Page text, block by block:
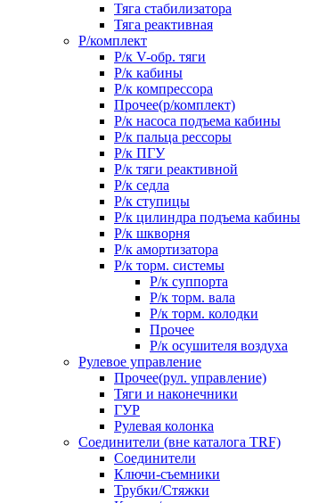
Тяга стабилизатора
Тяга реактивная
Р/комплект
Р/к V-обр. тяги
Р/к кабины
Р/к компрессора
Прочее(р/комплект)
Р/к насоса подъема кабины
Р/к пальца рессоры
Р/к ПГУ
Р/к тяги реактивной
Р/к седла
Р/к ступицы
Р/к цилиндра подъема кабины
Р/к шкворня
Р/к амортизатора
Р/к торм. системы
Р/к суппорта
Р/к торм. вала
Р/к торм. колодки
Прочее
Р/к осушителя воздуха
Рулевое управление
Прочее(рул. управление)
Тяги и наконечники
ГУР
Рулевая колонка
Соединители (вне каталога TRF)
Соединители
Ключи-cъемники
Трубки/Стяжки